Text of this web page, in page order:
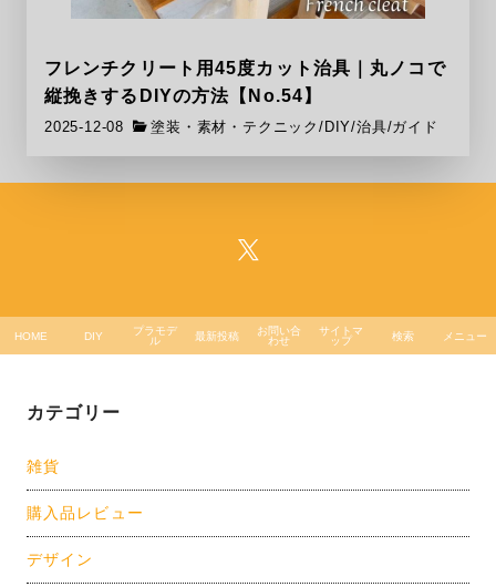
フレンチクリート用45度カット治具｜丸ノコで
縦挽きするDIYの方法【No.54】
2025-12-08 塗装・素材・テクニック/ DIY/治具/ガイド
HOME DIY
プラモデ
ル
最新投稿
お問い合
わせ
サイトマ
ップ
検索 メニュー
カテゴリー
雑貨
購入品レビュー
デザイン